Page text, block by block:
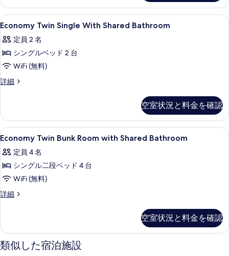
示
す
る
写
真
を
表
示
す
詳
細
Economy
Twin
Single
With
Shared
Bathroom
べ
て
の
写
真
を
表
す
る
7
Economy Twin Single With Shared Bathroom
定員 2 名
シングルベッド 2 台
WiFi (無料)
詳細
Economy
Shared
Bathroom
の
細
空室状況と料金を確認
Economy
Twin
Bunk
Room
with
Shared
す
べ
7
Economy Twin Bunk Room with Shared Bathroom
定員 4 名
シングル二段ベッド 4 台
WiFi (無料)
詳細
Economy
with
Shared
Bathroom
空室状況と料金を確認
類似した宿泊施設